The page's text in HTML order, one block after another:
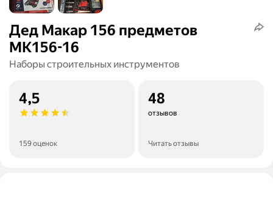
Дед Макар 156 предметов
МК156-16
Наборы строительных инструментов
4,5
159 оценок
48
отзывов
Читать отзывы